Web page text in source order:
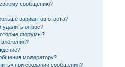
сообщению?
вариантов ответа?
удалить опрос?
форумы?
модератору?
при создании сообщения?